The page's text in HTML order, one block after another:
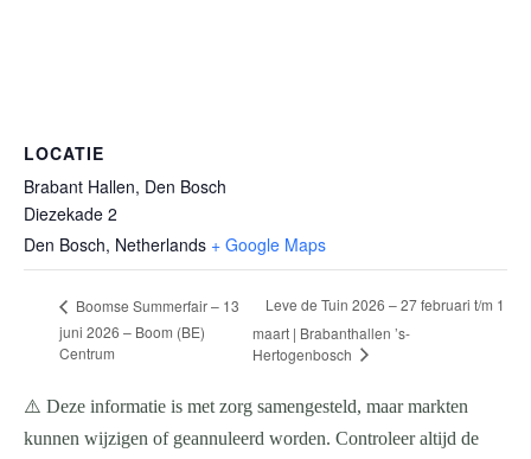
LOCATIE
Brabant Hallen, Den Bosch
Diezekade 2
Den Bosch, Netherlands + Google Maps
Boomse Summerfair – 13
juni 2026 – Boom (BE)
Centrum
Leve de Tuin 2026 – 27 februari t/m 1
maart | Brabanthallen ’s-
Hertogenbosch
⚠️ Deze informatie is met zorg samengesteld, maar markten
kunnen wijzigen of geannuleerd worden. Controleer altijd de